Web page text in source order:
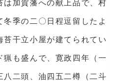
加賀藩への献上品で、村
季の二〇日程逗留したよ
苔干立小屋が建てられてい
も盛んで、寛政四年（一
二頭、油四五二樽（二斗